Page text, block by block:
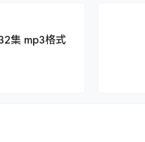
集 mp3格式